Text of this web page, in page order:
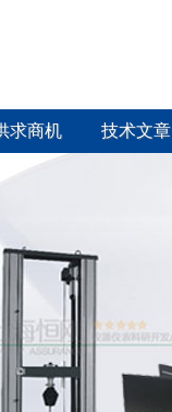
求商机 技术文章